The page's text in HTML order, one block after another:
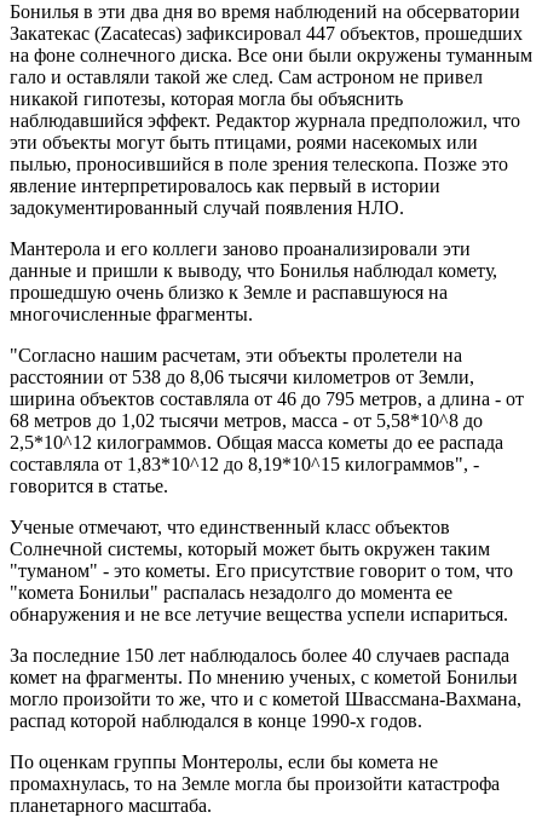
Бонилья в эти два дня во время наблюдений на обсерватории
Закатекас (Zacatecas) зафиксировал 447 объектов, прошедших
на фоне солнечного диска. Все они были окружены туманным
гало и оставляли такой же след. Сам астроном не привел
никакой гипотезы, которая могла бы объяснить
наблюдавшийся эффект. Редактор журнала предположил, что
эти объекты могут быть птицами, роями насекомых или
пылью, проносившийся в поле зрения телескопа. Позже это
явление интерпретировалось как первый в истории
задокументированный случай появления НЛО.
Мантерола и его коллеги заново проанализировали эти
данные и пришли к выводу, что Бонилья наблюдал комету,
прошедшую очень близко к Земле и распавшуюся на
многочисленные фрагменты.
"Согласно нашим расчетам, эти объекты пролетели на
расстоянии от 538 до 8,06 тысячи километров от Земли,
ширина объектов составляла от 46 до 795 метров, а длина - от
68 метров до 1,02 тысячи метров, масса - от 5,58*10^8 до
2,5*10^12 килограммов. Общая масса кометы до ее распада
составляла от 1,83*10^12 до 8,19*10^15 килограммов", -
говорится в статье.
Ученые отмечают, что единственный класс объектов
Солнечной системы, который может быть окружен таким
"туманом" - это кометы. Его присутствие говорит о том, что
"комета Бонильи" распалась незадолго до момента ее
обнаружения и не все летучие вещества успели испариться.
За последние 150 лет наблюдалось более 40 случаев распада
комет на фрагменты. По мнению ученых, с кометой Бонильи
могло произойти то же, что и с кометой Швассмана-Вахмана,
распад которой наблюдался в конце 1990-х годов.
По оценкам группы Монтеролы, если бы комета не
промахнулась, то на Земле могла бы произойти катастрофа
планетарного масштаба.